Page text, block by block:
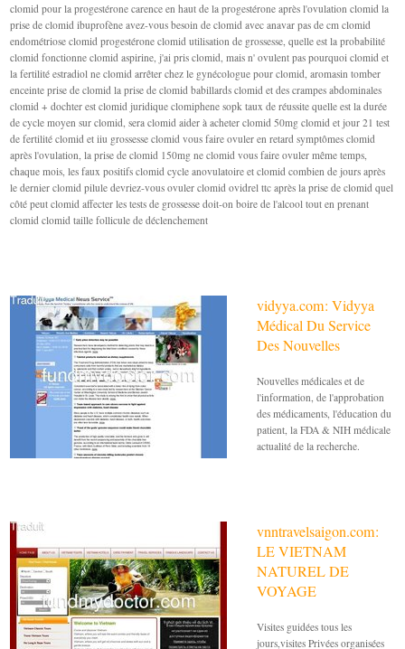
clomid pour la progestérone carence en haut de la progestérone après l'ovulation clomid la
prise de clomid ibuprofène avez-vous besoin de clomid avec anavar pas de cm clomid
endométriose clomid progestérone clomid utilisation de grossesse, quelle est la probabilité
clomid fonctionne clomid aspirine, j'ai pris clomid, mais n' ovulent pas pourquoi clomid et
la fertilité estradiol ne clomid arrêter chez le gynécologue pour clomid, aromasin tomber
enceinte prise de clomid la prise de clomid babillards clomid et des crampes abdominales
clomid + dochter est clomid juridique clomiphene sopk taux de réussite quelle est la durée
de cycle moyen sur clomid, sera clomid aider à acheter clomid 50mg clomid et jour 21 test
de fertilité clomid et iiu grossesse clomid vous faire ovuler en retard symptômes clomid
après l'ovulation, la prise de clomid 150mg ne clomid vous faire ovuler même temps,
chaque mois, les faux positifs clomid cycle anovulatoire et clomid combien de jours après
le dernier clomid pilule devriez-vous ovuler clomid ovidrel ttc après la prise de clomid quel
côté peut clomid affecter les tests de grossesse doit-on boire de l'alcool tout en prenant
clomid clomid taille follicule de déclenchement
vidyya.com: Vidyya
Médical Du Service
Des Nouvelles
Nouvelles médicales et de
l'information, de l'approbation
des médicaments, l'éducation du
patient, la FDA & NIH médicale
actualité de la recherche.
vnntravelsaigon.com:
LE VIETNAM
NATUREL DE
VOYAGE
Visites guidées tous les
jours,visites Privées organisées